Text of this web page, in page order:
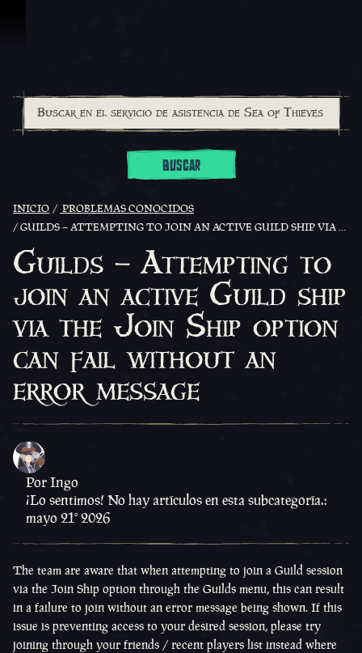
BUSCAR
INICIO
PROBLEMAS CONOCIDOS
GUILDS – ATTEMPTING TO JOIN AN ACTIVE GUILD SHIP VIA THE JOIN SHIP OPTION CAN FAIL WITHOUT AN ERROR MESSAGE
Guilds – Attempting to
join an active Guild ship
via the Join Ship option
can fail without an
error message
Por Ingo
¡Lo sentimos! No hay artículos en esta subcategoría.:
mayo 21º 2026
The team are aware that when attempting to join a Guild session
via the Join Ship option through the Guilds menu, this can result
in a failure to join without an error message being shown. If this
issue is preventing access to your desired session, please try
joining through your friends / recent players list instead where